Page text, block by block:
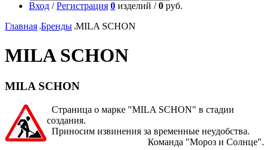
Вход /Регистрация 0 изделий /0 руб.
Главная Бренды MILA SCHON
MILA SCHON
MILA SCHON
Страница о марке "MILA SCHON" в стадии
создания.
Приносим извинения за временные неудобства.
Команда "Мороз и Солнце".